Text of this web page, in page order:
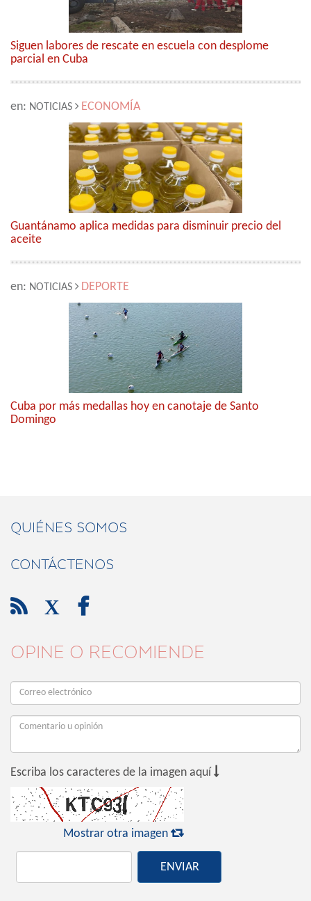
Siguen labores de rescate en escuela con desplome
parcial en Cuba
en: NOTICIAS ECONOMÍA
Guantánamo aplica medidas para disminuir precio del
aceite
en: NOTICIAS DEPORTE
Cuba por más medallas hoy en canotaje de Santo
Domingo
QUIÉNES SOMOS
CONTÁCTENOS
 X 
OPINE O RECOMIENDE
Escriba los caracteres de la imagen aquí 
Mostrar otra imagen 
ENVIAR